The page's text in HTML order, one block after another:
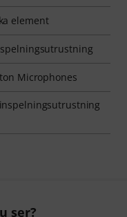
element
Microphones
ser?